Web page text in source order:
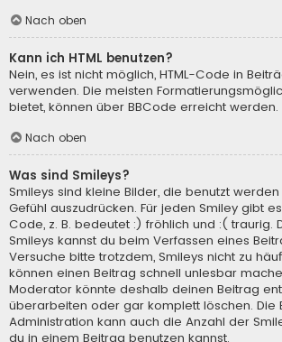
Nach oben
Kann ich HTML benutzen?
Nein, es ist nicht möglich, HTML-Code in
verwenden. Die meisten
bietet, können über BBCode erreicht werden.
Nach oben
Was sind Smileys?
Smileys sind kleine Bilder, die benutzt
Gefühl auszudrücken. Für jeden Smiley gibt
Code, z. B. bedeutet :) fröhlich und :( traurig.
Smileys kannst du beim Verfassen eines
Versuche bitte trotzdem, Smileys nicht zu
können einen Beitrag schnell unlesbar
Moderator könnte deshalb deinen Beitrag
überarbeiten oder gar komplett löschen. Die
Administration kann auch die Anzahl der
du in einem Beitrag benutzen kannst.